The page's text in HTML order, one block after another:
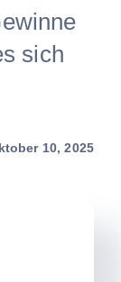
sich
10, 2025